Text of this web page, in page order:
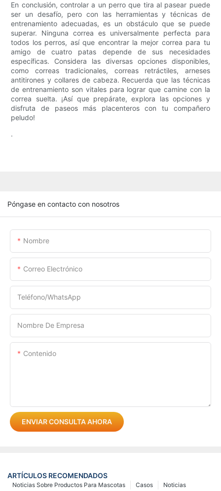
En conclusión, controlar a un perro que tira al pasear puede
ser un desafío, pero con las herramientas y técnicas de
entrenamiento adecuadas, es un obstáculo que se puede
superar. Ninguna correa es universalmente perfecta para
todos los perros, así que encontrar la mejor correa para tu
amigo de cuatro patas depende de sus necesidades
específicas. Considera las diversas opciones disponibles,
como correas tradicionales, correas retráctiles, arneses
antitirones y collares de cabeza. Recuerda que las técnicas
de entrenamiento son vitales para lograr que camine con la
correa suelta. ¡Así que prepárate, explora las opciones y
disfruta de paseos más placenteros con tu compañero
peludo!
.
Póngase en contacto con nosotros
Nombre
Correo Electrónico
Teléfono/WhatsApp
Nombre De Empresa
Contenido
ENVIAR CONSULTA AHORA
ARTÍCULOS RECOMENDADOS
Noticias
Casos
Noticias Sobre Productos Para Mascotas